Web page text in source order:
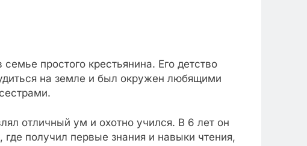
простого крестьянина. Его детство
на земле и был окружен любящими
отличный ум и охотно учился. В 6 лет он
получил первые знания и навыки чтения,